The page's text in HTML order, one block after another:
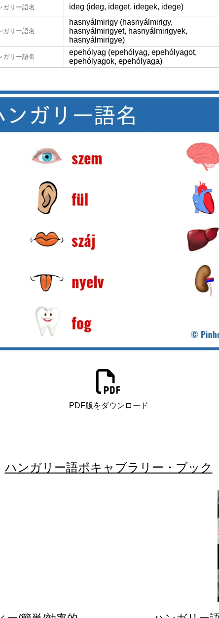
ガリー語名 ideg (ideg, ideget, idegek, idege)
ガリー語名
hasnyálmirigy (hasnyálmirigy,
hasnyálmirigyet, hasnyálmirigyek,
hasnyálmirigye)
ガリー語名
epehólyag (epehólyag, epehólyagot,
epehólyagok, epehólyaga)
PDF版をダウンロード
ハンガリー語ボキャブラリー・ブック